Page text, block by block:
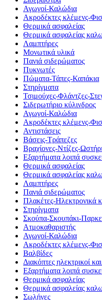
Αγωγοί-Καλώδια
Ακροδέκτες κλέμενς-
Θερμικά ασφαλείας
Θερμικά ασφαλείας
Λαμπτήρες
Μονωτικά υλικά
Πανιά σιδερώματος
Πυκνωτές
Πώματα-Τάπες-Καπάκια
Στηρίγματα
Τσιμούχες-Φλάντζες-
Σιδερωτήριο κύλινδρος
Αγωγοί-Καλώδια
Ακροδέκτες κλέμενς-
Αντιστάσεις
Βάσεις-Τράπεζες
Βραχίονες-Ντίζες-
Εξαρτήματα λοιπά
Θερμικά ασφαλείας
Θερμικά ασφαλείας
Λαμπτήρες
Πανιά σιδερώματος
Πλακέτες-Ηλεκτρονικά
Στηρίγματα
Σκούπα-Σκουπάκι-
Ατμοκαθαριστής
Αγωγοί-Καλώδια
Ακροδέκτες κλέμενς-
Βαλβίδες
Διακόπτες ηλεκτρικοί
Εξαρτήματα λοιπά
Θερμικά ασφαλείας
Θερμικά ασφαλείας
Σωλήνες